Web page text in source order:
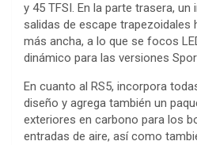
y 45 TFSI. En la parte trasera,
salidas de escape trapezoidales
más ancha, a lo que se focos
dinámico para las versiones
En cuanto al RS5, incorpora
diseño y agrega también un
exteriores en carbono para los
entradas de aire, así como